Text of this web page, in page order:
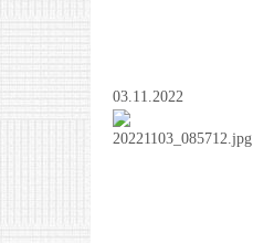
03.11.2022